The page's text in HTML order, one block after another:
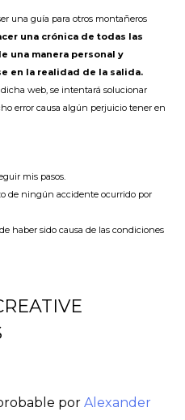
una guía para otros montañeros
una crónica de todas las
una manera personal y
en la realidad de la salida.
web, se intentará solucionar
error causa algún perjuicio tener en
mis pasos.
de ningún accidente ocurrido por
haber sido causa de las condiciones
por Alexander